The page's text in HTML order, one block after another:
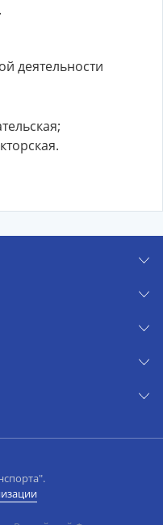
деятельности